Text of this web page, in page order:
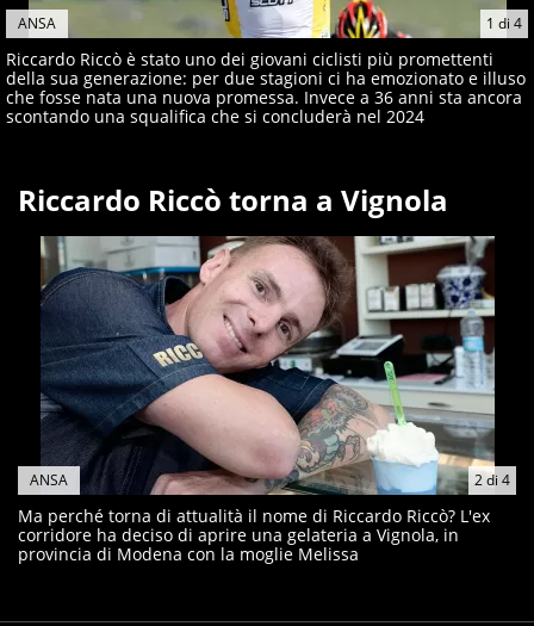
1 di 4
ANSA
Riccardo Riccò è stato uno dei giovani ciclisti più promettenti
della sua generazione: per due stagioni ci ha emozionato e illuso
che fosse nata una nuova promessa. Invece a 36 anni sta ancora
scontando una squalifica che si concluderà nel 2024
Riccardo Riccò torna a Vignola
2di 4
ANSA
Ma perché torna di attualità il nome di Riccardo Riccò? L'ex
corridore ha deciso di aprire una gelateria a Vignola, in
provincia di Modena con la moglie Melissa